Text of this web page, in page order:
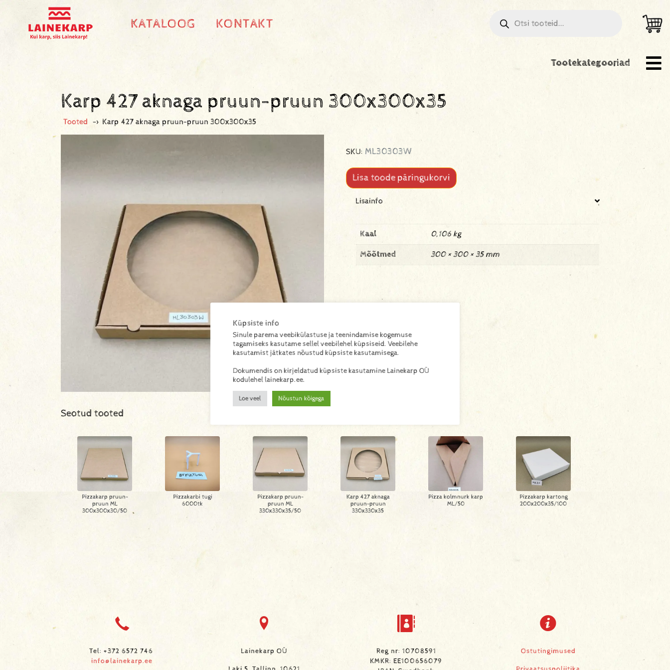
KATALOOG KONTAKT
Tootekategooriad
Karp 427 aknaga pruun-pruun 300x300x35
Tooted -> Karp 427 aknaga pruun-pruun 300x300x35
SKU: ML30303W
Lisa toode päringukorvi
Lisainfo
Kaal 0,106 kg
Mõõtmed 300 × 300 × 35 mm
Seotud tooted
Pizzakarp pruun-
pruun ML
300x300x30/50
Pizzakarbi tugi
6000tk
Pizzakarp pruun-
pruun ML
330x330x35/50
Karp 427 aknaga
pruun-pruun
330x330x35
Pizza kolmnurk karp
ML/50
Pizzakarp kartong
200x200x35/100
Küpsiste info
Sinule parema veebikülastuse ja teenindamise kogemuse
tagamiseks kasutame sellel veebilehel küpsiseid. Veebilehe
kasutamist jätkates nõustud küpsiste kasutamisega.
Dokumendis on kirjeldatud küpsiste kasutamine Lainekarp OÜ
kodulehel lainekarp.ee.
Loe veel Nõustun kõigega
Tel: +372 6572 746
info@lainekarp.ee
Lainekarp OÜ
Reg nr: 10708591
KMKR: EE100656079
Ostutingimused